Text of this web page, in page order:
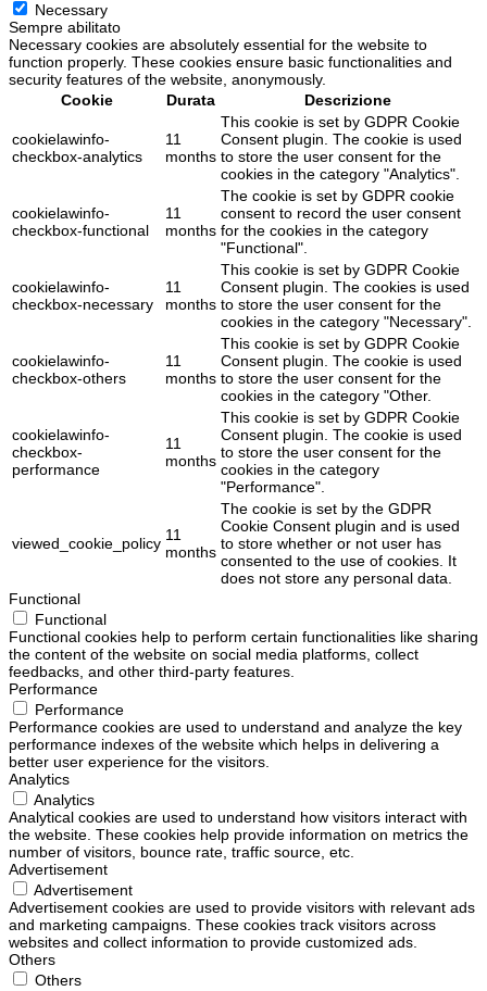
Necessary
Sempre abilitato
Necessary cookies are absolutely essential for the website to
function properly. These cookies ensure basic functionalities and
security features of the website, anonymously.
Cookie
Durata Descrizione
cookielawinfo-
checkbox-analytics
11
months
This cookie is set by GDPR Cookie
Consent plugin. The cookie is used
to store the user consent for the
cookies in the category "Analytics".
cookielawinfo-
checkbox-functional
11
months
The cookie is set by GDPR cookie
consent to record the user consent
for the cookies in the category
"Functional".
cookielawinfo-
checkbox-necessary
11
months
This cookie is set by GDPR Cookie
Consent plugin. The cookies is used
to store the user consent for the
cookies in the category "Necessary".
cookielawinfo-
checkbox-others
11
months
This cookie is set by GDPR Cookie
Consent plugin. The cookie is used
to store the user consent for the
cookies in the category "Other.
cookielawinfo-
checkbox-
performance
11
months
This cookie is set by GDPR Cookie
Consent plugin. The cookie is used
to store the user consent for the
cookies in the category
"Performance".
viewed_cookie_policy 11
months
The cookie is set by the GDPR
Cookie Consent plugin and is used
to store whether or not user has
consented to the use of cookies. It
does not store any personal data.
Functional
Functional
Functional cookies help to perform certain functionalities like sharing
the content of the website on social media platforms, collect
feedbacks, and other third-party features.
Performance
Performance
Performance cookies are used to understand and analyze the key
performance indexes of the website which helps in delivering a
better user experience for the visitors.
Analytics
Analytics
Analytical cookies are used to understand how visitors interact with
the website. These cookies help provide information on metrics the
number of visitors, bounce rate, traffic source, etc.
Advertisement
Advertisement
Advertisement cookies are used to provide visitors with relevant ads
and marketing campaigns. These cookies track visitors across
websites and collect information to provide customized ads.
Others
Others